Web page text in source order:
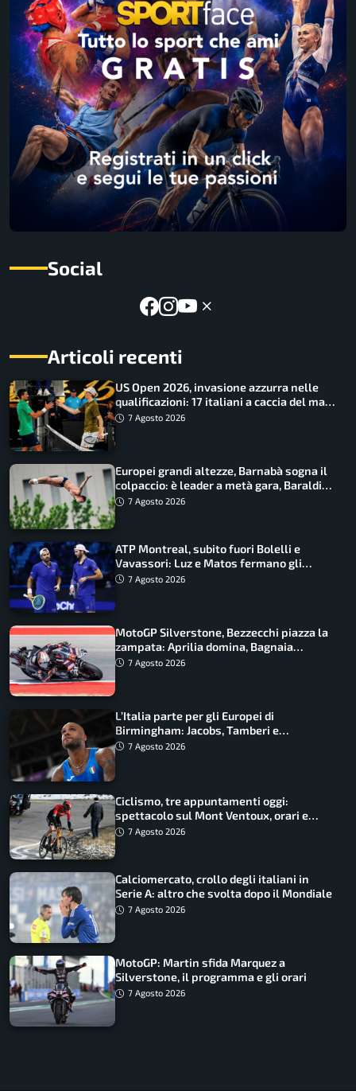
Social
Articoli recenti
US Open 2026, invasione azzurra nelle
qualificazioni: 17 italiani a caccia del main
draw7 Agosto 2026
Europei grandi altezze, Barnabà sogna il
colpaccio: è leader a metà gara, Baraldi
ancora in corsa
7 Agosto 2026
ATP Montreal, subito fuori Bolelli e
Vavassori: Luz e Matos fermano gli
azzurri
7 Agosto 2026
MotoGP Silverstone, Bezzecchi piazza la
zampata: Aprilia domina, Bagnaia
costretto al Q1
7 Agosto 2026
L’Italia parte per gli Europei di
Birmingham: Jacobs, Tamberi e
Battocletti guidano una spedizione
7 Agosto 2026
Ciclismo, tre appuntamenti oggi:
spettacolo sul Mont Ventoux, orari e
come vederli
7 Agosto 2026
Calciomercato, crollo degli italiani in
Serie A: altro che svolta dopo il Mondiale
7 Agosto 2026
MotoGP: Martin sfida Marquez a
Silverstone, il programma e gli orari
7 Agosto 2026